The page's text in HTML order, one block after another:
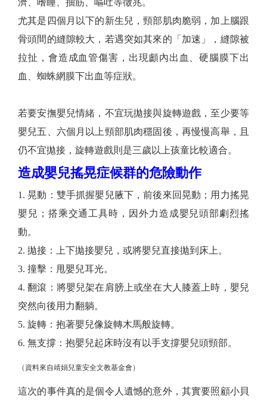
濟、嗜睡、抽筋、嘔吐等徵兆。
尤其是四個月以下的新生兒，頸部肌肉脆弱，加上腦跟
骨頭間的縫隙較大，若遇突如其來的「加速」，縫隙被
拉扯，會造成血管傷害，出現顱內出血、硬腦膜下出
血、蜘蛛網膜下出血等症狀。
若要安撫嬰兒情緒，不宜玩拋接與旋轉遊戲，至少要等
嬰兒五、六個月以上頸部肌肉穩固後，再慢慢高舉，且
仍不宜拋接，旋轉遊戲則是三歲以上孩童比較適合。
造成嬰兒搖晃症候群的危險動作
1. 晃動：雙手抓握嬰兒腋下，前後來回晃動；用力搖晃
嬰兒；搭乘交通工具時，因外力造成嬰兒頭部劇烈搖
動。
2. 拋接：上下拋接嬰兒，或將嬰兒直接拋到床上。
3. 撞擊：甩嬰兒耳光。
4. 翻滾：將嬰兒架在肩膀上或坐在大人膝蓋上時，嬰兒
突然向後用力翻躺。
5. 旋轉：抱著嬰兒像旋轉木馬般旋轉。
6. 無支撐：抱嬰兒起床時沒有以手支撐嬰兒頭頸部。
（資料來自靖娟兒童安全文教基金會）
這次的事件真的是個令人遺憾的意外，其實要照顧小貝